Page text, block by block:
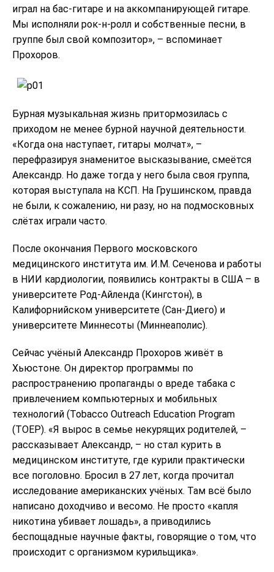
играл на бас-гитаре и на аккомпанирующей гитаре.
Мы исполняли рок-н-ролл и собственные песни, в
группе был свой композитор», – вспоминает
Прохоров.
Бурная музыкальная жизнь притормозилась с
приходом не менее бурной научной деятельности.
«Когда она наступает, гитары молчат», –
перефразируя знаменитое высказывание, смеётся
Александр. Но даже тогда у него была своя группа,
которая выступала на КСП. На Грушинском, правда
не были, к сожалению, ни разу, но на подмосковных
слётах играли часто.
После окончания Первого московского
медицинского института им. И.М. Сеченова и работы
в НИИ кардиологии, появились контракты в США – в
университете Род-Айленда (Кингстон), в
Калифорнийском университете (Сан-Диего) и
университете Миннесоты (Миннеаполис).
Сейчас учёный Александр Прохоров живёт в
Хьюстоне. Он директор программы по
распространению пропаганды о вреде табака с
привлечением компьютерных и мобильных
технологий (Tobacco Outreach Education Program
(TOEP). «Я вырос в семье некурящих родителей, –
рассказывает Александр, – но стал курить в
медицинском институте, где курили практически
все поголовно. Бросил в 27 лет, когда прочитал
исследование американских учёных. Там всё было
написано доходчиво и весомо. Не просто «капля
никотина убивает лошадь», а приводились
беспощадные научные факты, говорящие о том, что
происходит с организмом курильщика».